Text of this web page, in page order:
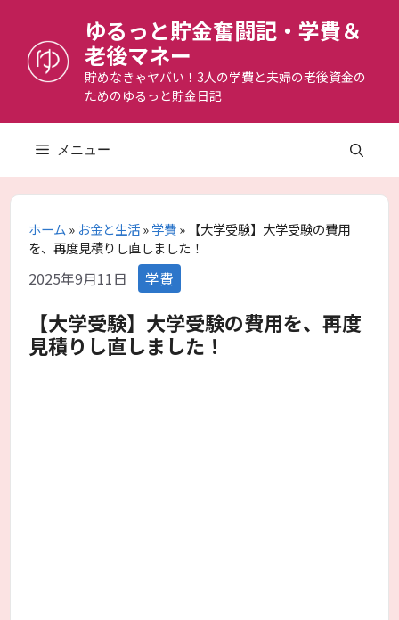
へ
ゆるっと貯金奮闘記・学費＆
老後マネー
貯めなきゃヤバい！3人の学費と夫婦の老後資金の
ためのゆるっと貯金日記
メニュー
ホーム» お金と生活»学費» 【大学受験】大学受験の費用
を、再度見積りし直しました！
2025年9月11日 カ
テ
ゴ
リ
ー
学費
【大学受験】大学受験の費用を、再度
見積りし直しました！